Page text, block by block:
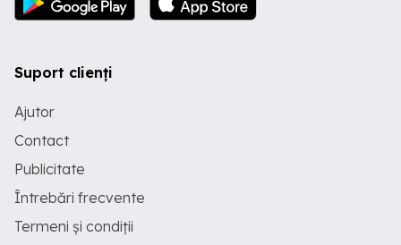
Suport clienți
Ajutor
Contact
Publicitate
Întrebări frecvente
Termeni și condiții